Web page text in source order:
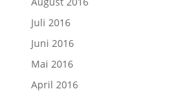
Juli 2016
Juni 2016
Mai 2016
April 2016